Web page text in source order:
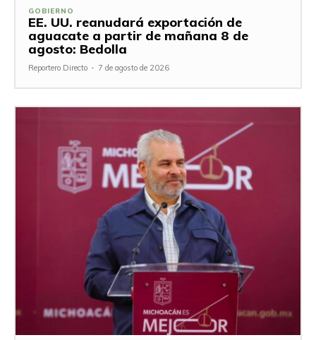
GOBIERNO
EE. UU. reanudará exportación de
aguacate a partir de mañana 8 de
agosto: Bedolla
Reportero Directo - 7 de agosto de 2026